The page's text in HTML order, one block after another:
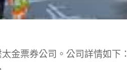
金票券公司。公司詳情如下：